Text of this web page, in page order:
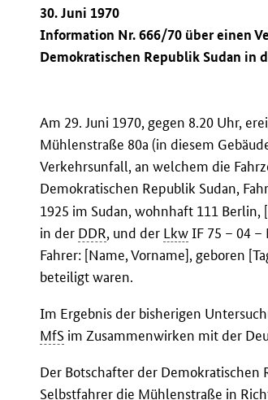
30. Juni 1970
Information Nr. 666/70 über einen
Demokratischen Republik Sudan in
Am 29. Juni 1970, gegen 8.20 Uhr,
Mühlenstraße 80a (in diesem
Verkehrsunfall, an welchem die
Demokratischen Republik Sudan,
1925 im Sudan, wohnhaft 111
in der DDR, und der LkwIF 75 – 04 –
Fahrer: [Name, Vorname], geboren
beteiligt waren.
Im Ergebnis der bisherigen
MfS im Zusammenwirken mit der
Der Botschafter der Demokratischen
Selbstfahrer die Mühlenstraße in